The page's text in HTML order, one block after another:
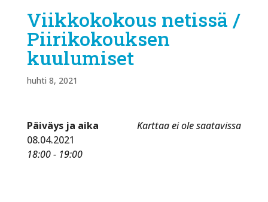
Viikkokokous netissä /
Piirikokouksen
kuulumiset
huhti 8, 2021
Karttaa ei ole saatavissa
Päiväys ja aika
08.04.2021
18:00 - 19:00